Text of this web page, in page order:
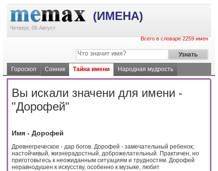
(ИМЕНА)
Четверг, 06 Август
Всего в словаре 2259 имен
Гороскоп Сонник Тайна имени Народная мудрость
Вы искали значени для имени -
"Дорофей"
Имя - Дорофей
Древнегреческое - дар богов. Дорофей - замечательный ребенок;
настойчивый, жизнерадостный, доброжелательный. Практичен, но
приготовьтесь к неожиданным ситуациям и трудностям. Дорофей
неравнодушен к искусству, особенно к музыке, любит